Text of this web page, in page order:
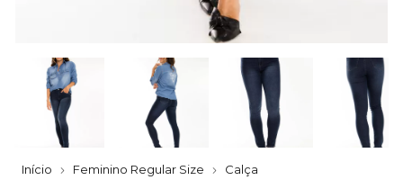
Início Feminino Regular Size Calça